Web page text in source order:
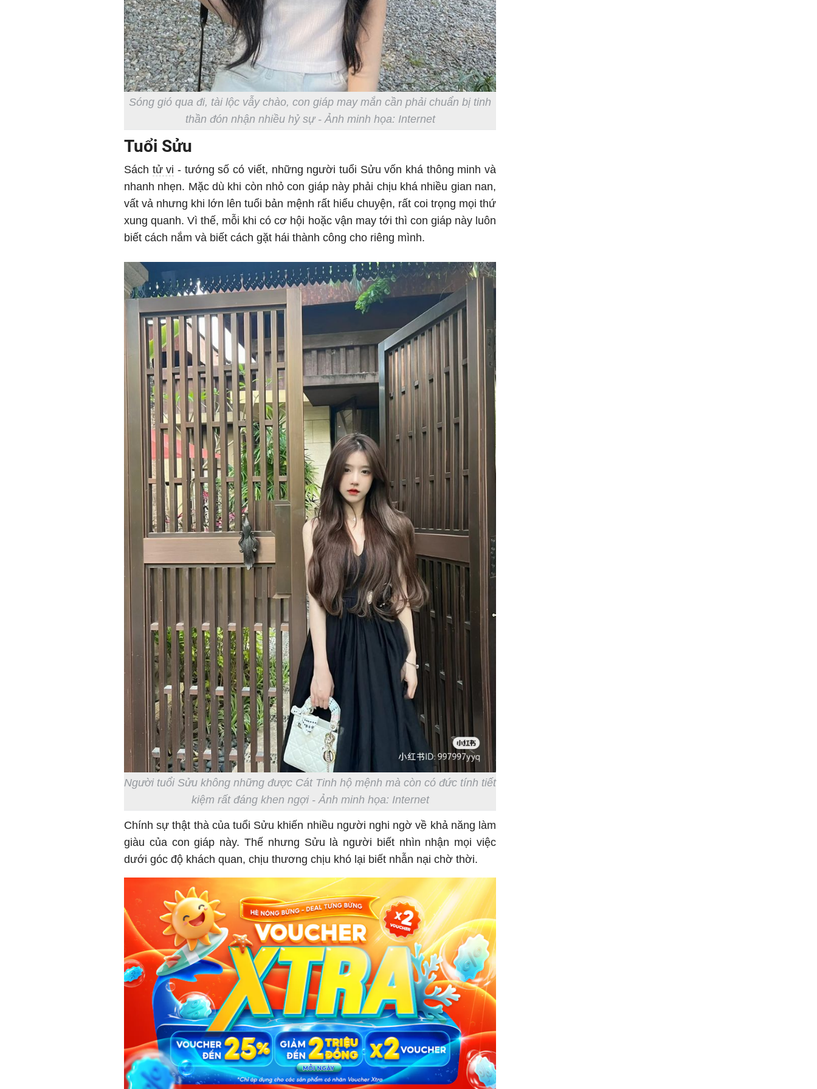
Sóng gió qua đi, tài lộc vẫy chào, con giáp may mắn cần phải chuẩn bị tinh
thần đón nhận nhiều hỷ sự - Ảnh minh họa: Internet
Tuổi Sửu
Sách tử vi - tướng số có viết, những người tuổi Sửu vốn khá thông minh và
nhanh nhẹn. Mặc dù khi còn nhỏ con giáp này phải chịu khá nhiều gian nan,
vất vả nhưng khi lớn lên tuổi bản mệnh rất hiểu chuyện, rất coi trọng mọi thứ
xung quanh. Vì thế, mỗi khi có cơ hội hoặc vận may tới thì con giáp này luôn
biết cách nắm và biết cách gặt hái thành công cho riêng mình.
Người tuổi Sửu không những được Cát Tinh hộ mệnh mà còn có đức tính tiết
kiệm rất đáng khen ngợi - Ảnh minh họa: Internet
Chính sự thật thà của tuổi Sửu khiến nhiều người nghi ngờ về khả năng làm
giàu của con giáp này. Thế nhưng Sửu là người biết nhìn nhận mọi việc
dưới góc độ khách quan, chịu thương chịu khó lại biết nhẫn nại chờ thời.